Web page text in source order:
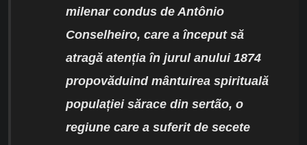
milenar condus de Antônio
Conselheiro, care a început să
atragă atenția în jurul anului 1874
propovăduind mântuirea spirituală
populației sărace din sertão, o
regiune care a suferit de secete